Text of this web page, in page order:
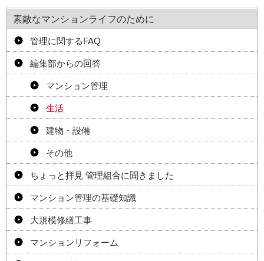
素敵なマンションライフのために
管理に関するFAQ
編集部からの回答
マンション管理
生活
建物・設備
その他
ちょっと拝見 管理組合に聞きました
マンション管理の基礎知識
大規模修繕工事
マンションリフォーム